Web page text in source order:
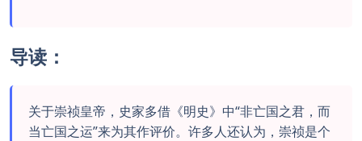
导读 ：
关于崇祯皇帝，史家多借《明史》中“非亡国之君，而
当亡国之运”来为其作评价。许多人还认为，崇祯是个